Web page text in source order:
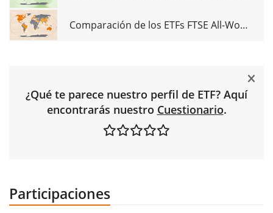
Comparación de los ETFs FTSE All-World
¿Qué te parece nuestro perfil de ETF? Aquí
encontrarás nuestro Cuestionario.
Participaciones